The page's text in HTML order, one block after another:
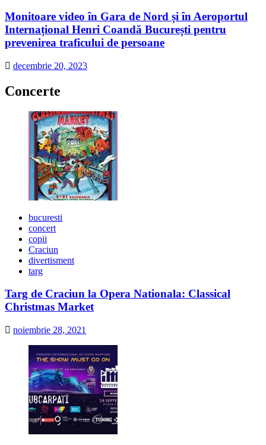
Monitoare video în Gara de Nord și în Aeroportul
Internațional Henri Coandă București pentru
prevenirea traficului de persoane
decembrie 20, 2023
Concerte
bucuresti
concert
copii
Craciun
divertisment
targ
Targ de Craciun la Opera Nationala: Classical
Christmas Market
noiembrie 28, 2021